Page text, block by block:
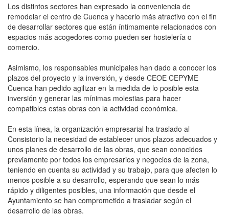
Los distintos sectores han expresado la conveniencia de
remodelar el centro de Cuenca y hacerlo más atractivo con el fin
de desarrollar sectores que están íntimamente relacionados con
espacios más acogedores como pueden ser hostelería o
comercio.
Asimismo, los responsables municipales han dado a conocer los
plazos del proyecto y la inversión, y desde CEOE CEPYME
Cuenca han pedido agilizar en la medida de lo posible esta
inversión y generar las mínimas molestias para hacer
compatibles estas obras con la actividad económica.
En esta línea, la organización empresarial ha traslado al
Consistorio la necesidad de establecer unos plazos adecuados y
unos planes de desarrollo de las obras, que sean conocidos
previamente por todos los empresarios y negocios de la zona,
teniendo en cuenta su actividad y su trabajo, para que afecten lo
menos posible a su desarrollo, esperando que sean lo más
rápido y diligentes posibles, una información que desde el
Ayuntamiento se han comprometido a trasladar según el
desarrollo de las obras.